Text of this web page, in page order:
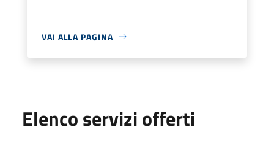
VAI ALLA PAGINA
Elenco servizi offerti